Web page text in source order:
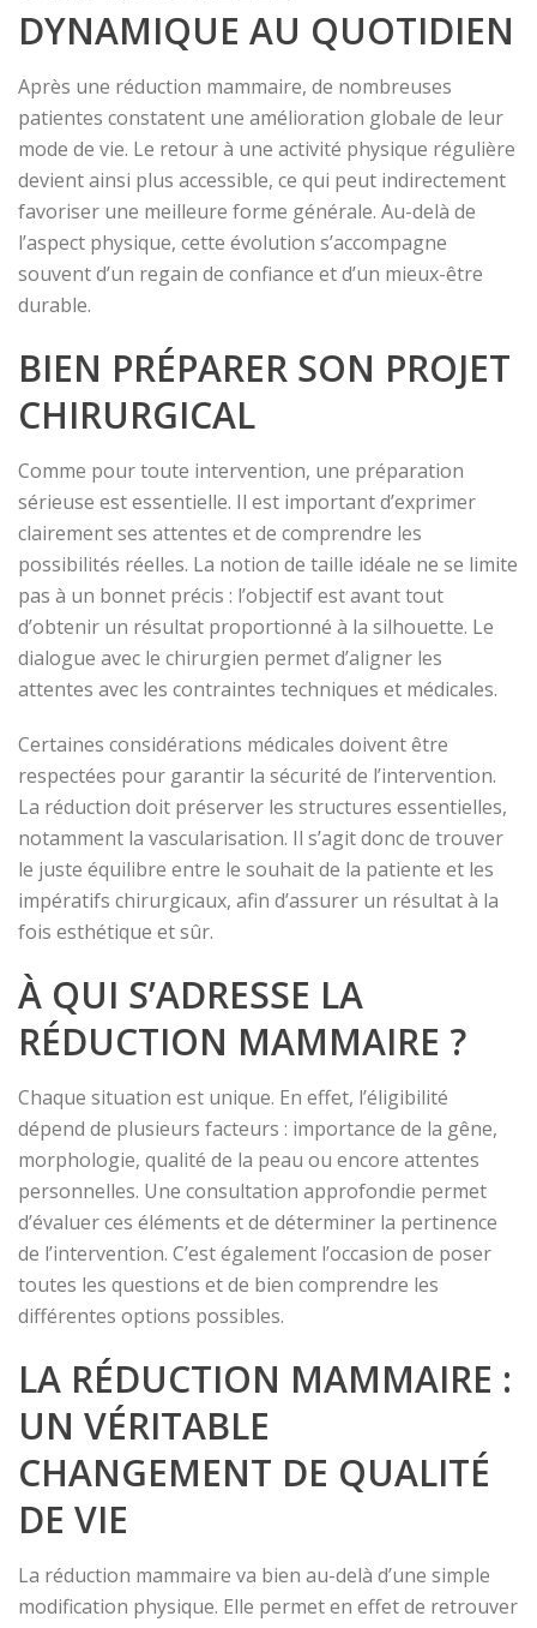
DYNAMIQUE AU QUOTIDIEN
Après une réduction mammaire, de nombreuses
patientes constatent une amélioration globale de leur
mode de vie. Le retour à une activité physique régulière
devient ainsi plus accessible, ce qui peut indirectement
favoriser une meilleure forme générale. Au-delà de
l’aspect physique, cette évolution s’accompagne
souvent d’un regain de confiance et d’un mieux-être
durable.
BIEN PRÉPARER SON PROJET
CHIRURGICAL
Comme pour toute intervention, une préparation
sérieuse est essentielle. Il est important d’exprimer
clairement ses attentes et de comprendre les
possibilités réelles. La notion de taille idéale ne se limite
pas à un bonnet précis : l’objectif est avant tout
d’obtenir un résultat proportionné à la silhouette. Le
dialogue avec le chirurgien permet d’aligner les
attentes avec les contraintes techniques et médicales.
Certaines considérations médicales doivent être
respectées pour garantir la sécurité de l’intervention.
La réduction doit préserver les structures essentielles,
notamment la vascularisation. Il s’agit donc de trouver
le juste équilibre entre le souhait de la patiente et les
impératifs chirurgicaux, afin d’assurer un résultat à la
fois esthétique et sûr.
À QUI S’ADRESSE LA
RÉDUCTION MAMMAIRE ?
Chaque situation est unique. En effet, l’éligibilité
dépend de plusieurs facteurs : importance de la gêne,
morphologie, qualité de la peau ou encore attentes
personnelles. Une consultation approfondie permet
d’évaluer ces éléments et de déterminer la pertinence
de l’intervention. C’est également l’occasion de poser
toutes les questions et de bien comprendre les
différentes options possibles.
LA RÉDUCTION MAMMAIRE :
UN VÉRITABLE
CHANGEMENT DE QUALITÉ
DE VIE
La réduction mammaire va bien au-delà d’une simple
modification physique. Elle permet en effet de retrouver